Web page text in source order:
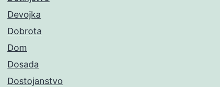
Devojka
Dobrota
Dom
Dosada
Dostojanstvo